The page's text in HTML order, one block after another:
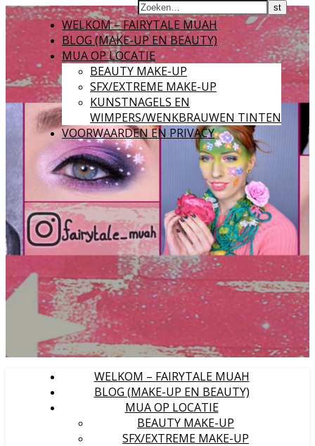
WELKOM – FAIRYTALE MUAH
BLOG (MAKE-UP EN BEAUTY)
MUA OP LOCATIE
BEAUTY MAKE-UP
SFX/EXTREME MAKE-UP
KUNSTNAGELS EN
WIMPERS/WENKBRAUWEN TINTEN
VOORWAARDEN EN PRIVACY
WELKOM – FAIRYTALE MUAH
BLOG (MAKE-UP EN BEAUTY)
MUA OP LOCATIE
BEAUTY MAKE-UP
SFX/EXTREME MAKE-UP